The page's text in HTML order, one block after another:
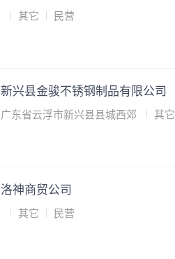
其它 民营
新兴县金骏不锈钢制品有限公司
广东省云浮市新兴县县城西郊 其它
洛神商贸公司
其它 民营